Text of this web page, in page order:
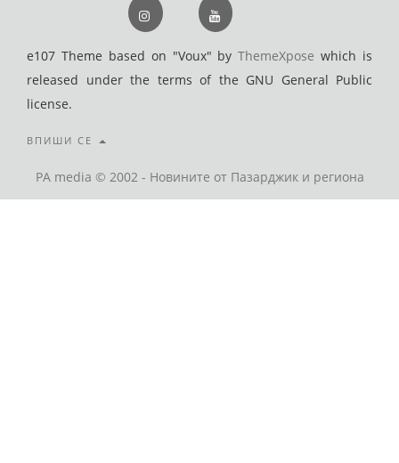
e107 Theme based on "Voux" byThemeXpose which is
released under the terms of the GNU General Public
license.
ВПИШИ СЕ
PA media © 2002 - Новините от Пазарджик и региона